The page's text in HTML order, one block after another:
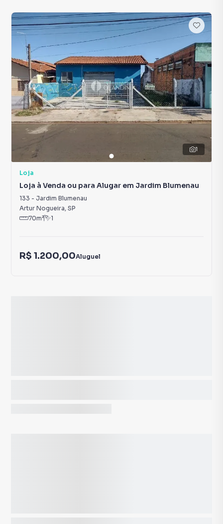
1
Loja
Loja à Venda ou para Alugar em Jardim Blumenau
133 - Jardim Blumenau
Artur Nogueira, SP
70m² 1
R$ 1.200,00Aluguel